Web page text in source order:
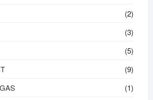
(2)
(3)
(5)
(9)
(1)